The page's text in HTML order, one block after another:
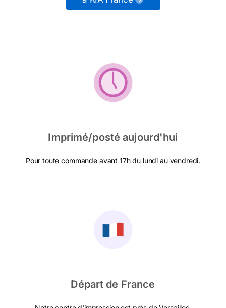
Imprimé/posté aujourd'hui
Pour toute commande avant 17h du lundi au vendredi.
Départ de France